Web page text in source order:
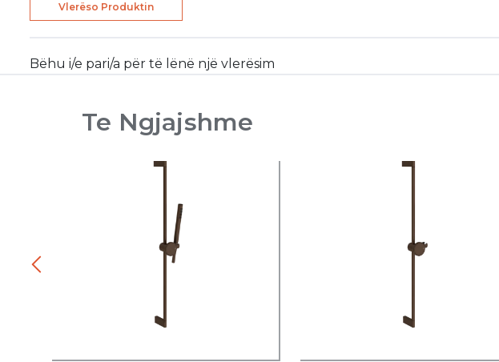
Vlerëso Produktin
Bëhu i/e pari/a për të lënë një vlerësim
Te Ngjajshme